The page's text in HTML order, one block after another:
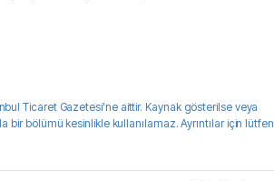
Ticaret Gazetesi'ne aittir. Kaynak gösterilse veya
bir bölümü kesinlikle kullanılamaz. Ayrıntılar için lütfen